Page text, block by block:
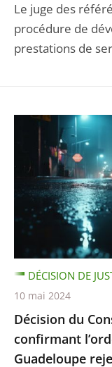
Le juge des
procédure de
prestations de
Décision du
confirmant
Guadeloupe
DÉCISION DE
10 mai 2024